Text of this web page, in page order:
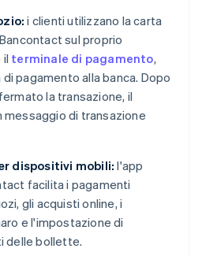
i clienti utilizzano la carta
sul proprio
terminale di pagamento,
pagamento alla banca. Dopo
la transazione, il
messaggio di transazione
dispositivi mobili: l'app
facilita i pagamenti
gli acquisti online, i
e l'impostazione di
delle bollette.